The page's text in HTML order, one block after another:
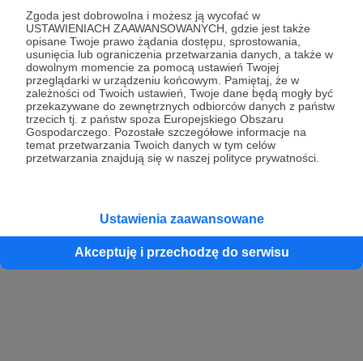
Zgoda jest dobrowolna i możesz ją wycofać w
USTAWIENIACH ZAAWANSOWANYCH, gdzie jest także
opisane Twoje prawo żądania dostępu, sprostowania,
usunięcia lub ograniczenia przetwarzania danych, a także w
dowolnym momencie za pomocą ustawień Twojej
przeglądarki w urządzeniu końcowym. Pamiętaj, że w
zależności od Twoich ustawień, Twoje dane będą mogły być
przekazywane do zewnętrznych odbiorców danych z państw
trzecich tj. z państw spoza Europejskiego Obszaru
Gospodarczego. Pozostałe szczegółowe informacje na
temat przetwarzania Twoich danych w tym celów
przetwarzania znajdują się w naszej polityce prywatności.
Ustawienia zaawansowane
Akceptuję i przechodzę do serwisu
Kontynuuj z Google
Kontynuuj z Facebook
Kontynuuj z Apple
konta przez osobę niepełnoletnią” dostępny w regulaminie Patronite.pl